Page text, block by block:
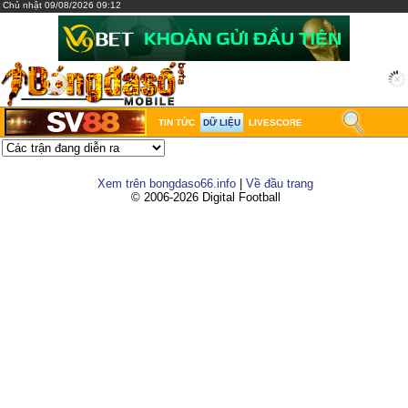
Chủ nhật 09/08/2026 09:12
TIN TỨC DỮ LIỆU LIVESCORE
Xem trên bongdaso66.info
Về đầu trang
© 2006-2026 Digital Football